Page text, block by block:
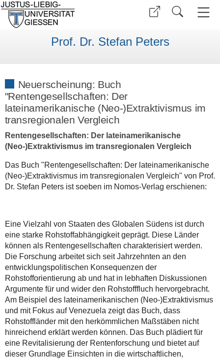
Prof. Dr. Stefan Peters
Neuerscheinung: Buch
"Rentengesellschaften: Der
lateinamerikanische (Neo-)Extraktivismus im
transregionalen Vergleich
Rentengesellschaften: Der lateinamerikanische
(Neo-)Extraktivismus im transregionalen Vergleich
Das Buch "Rentengesellschaften: Der lateinamerikanische
(Neo-)Extraktivismus im transregionalen Vergleich" von Prof.
Dr. Stefan Peters ist soeben im Nomos-Verlag erschienen:
Eine Vielzahl von Staaten des Globalen Südens ist durch
eine starke Rohstoffabhängigkeit geprägt. Diese Länder
können als Rentengesellschaften charakterisiert werden.
Die Forschung arbeitet sich seit Jahrzehnten an den
entwicklungspolitischen Konsequenzen der
Rohstofforientierung ab und hat in lebhaften Diskussionen
Argumente für und wider den Rohstofffluch hervorgebracht.
Am Beispiel des lateinamerikanischen (Neo-)Extraktivismus
und mit Fokus auf Venezuela zeigt das Buch, dass
Rohstoffländer mit den herkömmlichen Maßstäben nicht
hinreichend erklärt werden können. Das Buch plädiert für
eine Revitalisierung der Rentenforschung und bietet auf
dieser Grundlage Einsichten in die wirtschaftlichen,